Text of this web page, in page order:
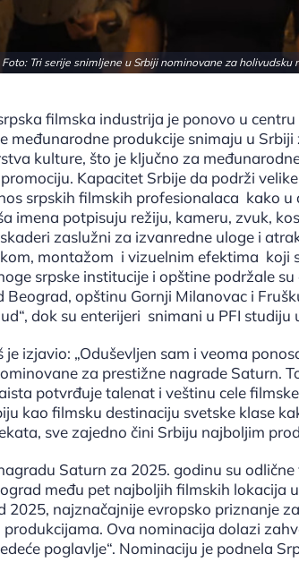
Foto: Tri serije snimljene u Srbiji nominovane za
filmska industrija je ponovo u
međunarodne produkcije snimaju u
kulture, što je ključno za
Kapacitet Srbije da podrži
srpskih filmskih profesionalaca kako
imena potpisuju režiju, kameru, zvuk,
zaslužni za izvanredne uloge i
montažom i vizuelnim efektima koji
srpske institucije i opštine podržale
Beograd, opštinu Gornji Milanovac i
dok su enterijeri snimani u PFI studiju
izjavio: „Oduševljen sam i veoma
za prestižne nagrade Saturn.
potvrđuje talenat i veštinu cele
kao filmsku destinaciju svetske klase
sve zajedno čini Srbiju najboljim
Saturn za 2025. godinu su
među pet najboljih filmskih lokacija
2025, najznačajnije evropsko priznanje
Ova nominacija dolazi
poglavlje“. Nominaciju je podnela